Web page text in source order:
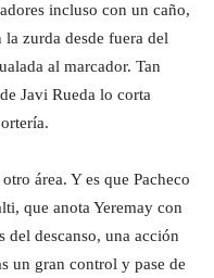
incluso con un caño,
zurda desde fuera del
al marcador. Tan
Javi Rueda lo corta
área. Y es que Pacheco
que anota Yeremay con
del descanso, una acción
un gran control y pase de